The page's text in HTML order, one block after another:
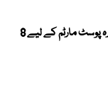
میر رضا علی کیس، قبر کشائی اور دوبارہ پوسٹ مارٹم کے لیے 8